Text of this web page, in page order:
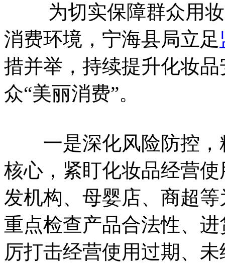
为切实保障群众用妆
消费环境，宁海县局立足
措并举，持续提升化妆
众“美丽消费”。
一是深化风险防控，
核心，紧盯化妆品经营
发机构、母婴店、商超
重点检查产品合法性、
厉打击经营使用过期、